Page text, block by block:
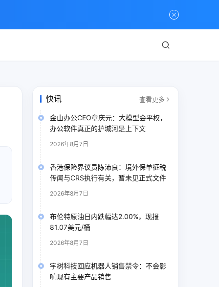
快讯 查看更多
金山办公CEO章庆元：大模型会平权，
办公软件真正的护城河是上下文
2026年8月7日
香港保险界议员陈沛良：境外保单征税
传闻与CRS执行有关，暂未见正式文件
2026年8月7日
布伦特原油日内跌幅达2.00%，现报
81.07美元/桶
2026年8月7日
宇树科技回应机器人销售禁令：不会影
响现有主要产品销售